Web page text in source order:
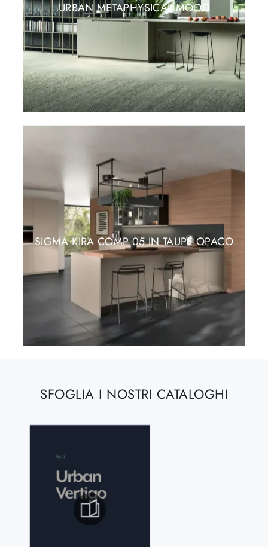
URBAN METAPHYSICAL MOOD
SIGMA KIRA COMP 05 IN TAUPE OPACO
SFOGLIA I NOSTRI CATALOGHI